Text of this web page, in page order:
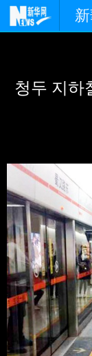
경제
생생 중국어
청두 지하